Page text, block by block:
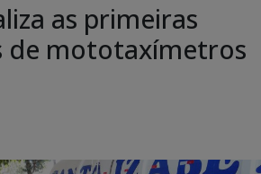
as primeiras
de mototaxímetros